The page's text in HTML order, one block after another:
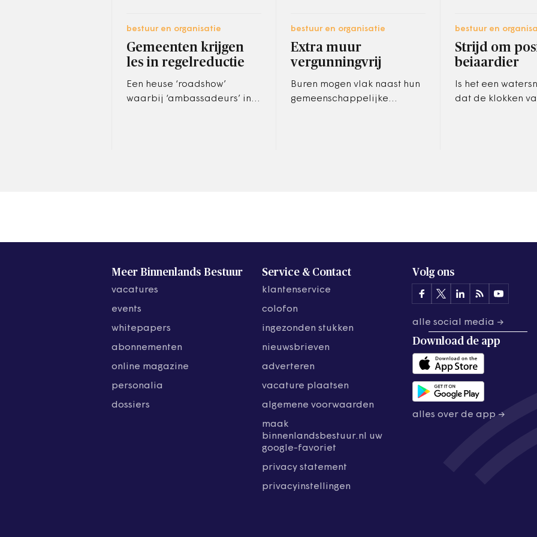
bestuur en organisatie
Gemeenten krijgen
les in regelreductie
Een heuse ‘roadshow’
waarbij ‘ambassadeurs’ in
bestuur en organisatie
Extra muur
vergunningvrij
Buren mogen vlak naast hun
gemeenschappelijke
bestuur en
Strijd om
beiaardier
Is het een
dat de klokken
Meer Binnenlands Bestuur
vacatures
events
whitepapers
abonnementen
online magazine
personalia
dossiers
Service & Contact
klantenservice
colofon
ingezonden stukken
nieuwsbrieven
adverteren
vacature plaatsen
algemene voorwaarden
maak
binnenlandsbestuur.nl uw
google-favoriet
privacy statement
privacyinstellingen
Volg ons
alle social media →
Download de app
alles over de app →